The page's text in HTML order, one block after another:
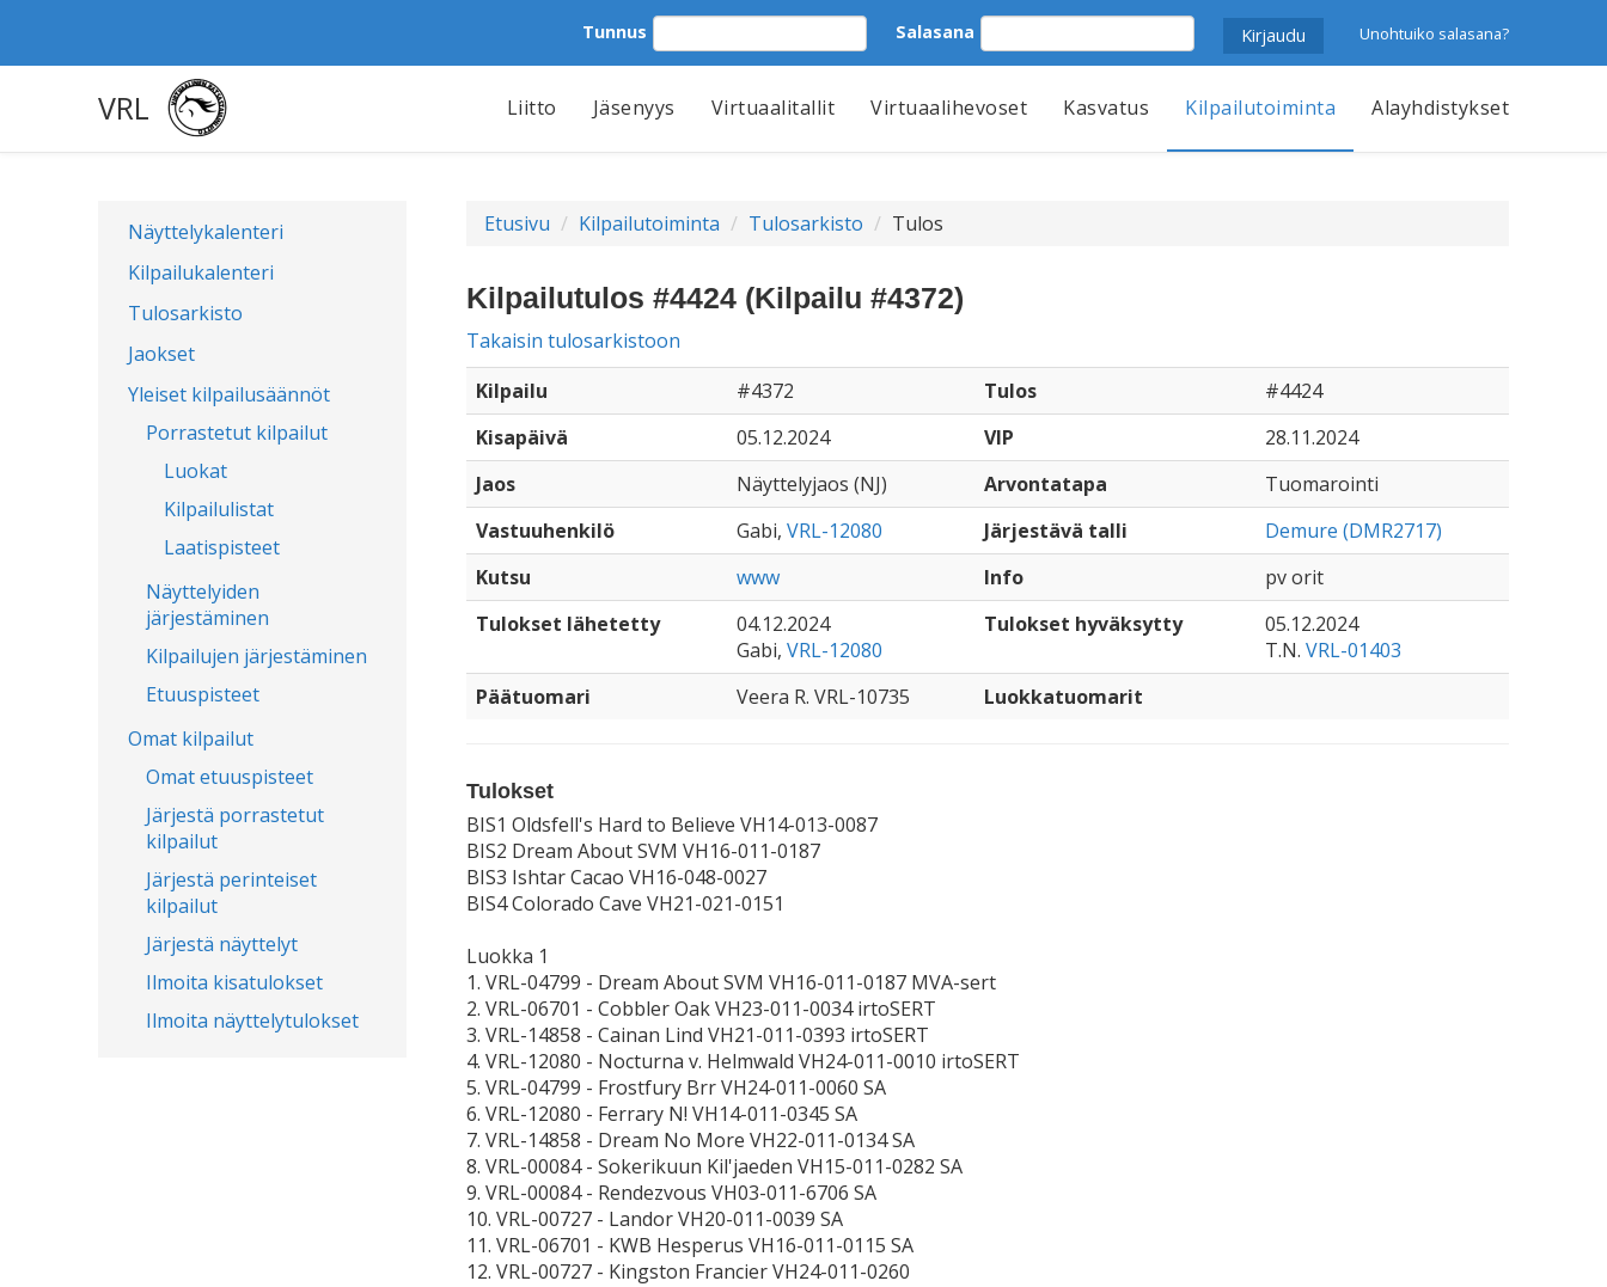
Tunnus Salasana Unohtuiko salasana?
VRL Liitto Jäsenyys Virtuaalitallit Virtuaalihevoset Kasvatus Kilpailutoiminta Alayhdistykset
Näyttelykalenteri
Kilpailukalenteri
Tulosarkisto
Jaokset
Yleiset kilpailusäännöt
Porrastetut kilpailut
Luokat
Kilpailulistat
Laatispisteet
Näyttelyiden
järjestäminen
Kilpailujen järjestäminen
Etuuspisteet
Omat kilpailut
Omat etuuspisteet
Järjestä porrastetut
kilpailut
Järjestä perinteiset
kilpailut
Järjestä näyttelyt
Ilmoita kisatulokset
Ilmoita näyttelytulokset
Etusivu Kilpailutoiminta Tulosarkisto Tulos
Kilpailutulos #4424 (Kilpailu #4372)
Takaisin tulosarkistoon
Kilpailu
#4372 Tulos
#4424
Kisapäivä
05.12.2024 VIP
28.11.2024
Jaos
Näyttelyjaos (NJ) Arvontatapa
Tuomarointi
Vastuuhenkilö
Gabi, VRL-12080 Järjestävä talli
Demure (DMR2717)
Kutsu
www Info
pv orit
Tulokset lähetetty
04.12.2024
Gabi, VRL-12080
Tulokset hyväksytty
05.12.2024
T.N. VRL-01403
Päätuomari
Veera R. VRL-10735 Luokkatuomarit
Tulokset
BIS1 Oldsfell's Hard to Believe VH14-013-0087
BIS2 Dream About SVM VH16-011-0187
BIS3 Ishtar Cacao VH16-048-0027
BIS4 Colorado Cave VH21-021-0151
Luokka 1
1. VRL-04799 - Dream About SVM VH16-011-0187 MVA-sert
2. VRL-06701 - Cobbler Oak VH23-011-0034 irtoSERT
3. VRL-14858 - Cainan Lind VH21-011-0393 irtoSERT
4. VRL-12080 - Nocturna v. Helmwald VH24-011-0010 irtoSERT
5. VRL-04799 - Frostfury Brr VH24-011-0060 SA
6. VRL-12080 - Ferrary N! VH14-011-0345 SA
7. VRL-14858 - Dream No More VH22-011-0134 SA
8. VRL-00084 - Sokerikuun Kil'jaeden VH15-011-0282 SA
9. VRL-00084 - Rendezvous VH03-011-6706 SA
10. VRL-00727 - Landor VH20-011-0039 SA
11. VRL-06701 - KWB Hesperus VH16-011-0115 SA
12. VRL-00727 - Kingston Francier VH24-011-0260